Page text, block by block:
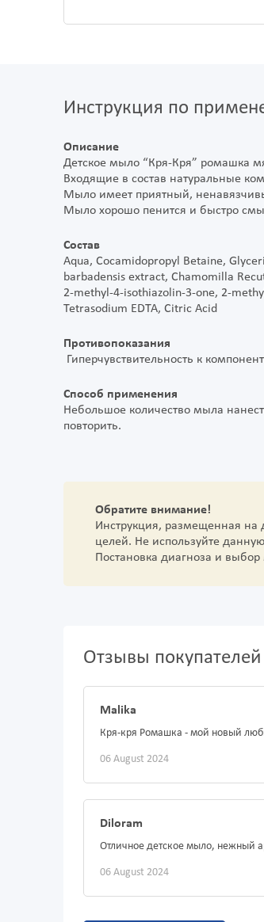
Инструкция по
Описание
Детское мыло “Кря-Кря” ромашка
Входящие в состав натуральные
Мыло имеет приятный,
Мыло хорошо пенится и быстро
Состав
Aqua, Cocamidopropyl Betaine,
barbadensis extract, Chamomilla
2-methyl-4-isothiazolin-3-one, 2-
Tetrasodium EDTA, Citric Acid
Противопоказания
Гиперчувствительность к
Способ применения
Небольшое количество мыла
повторить.
Обратите внимание!
Инструкция, размещенная на
целей. Не используйте
Постановка диагноза и
Отзывы покупателей
Malika
Кря-кря Ромашка - мой новый
06 August 2024
Diloram
Отличное детское мыло, нежный
06 August 2024